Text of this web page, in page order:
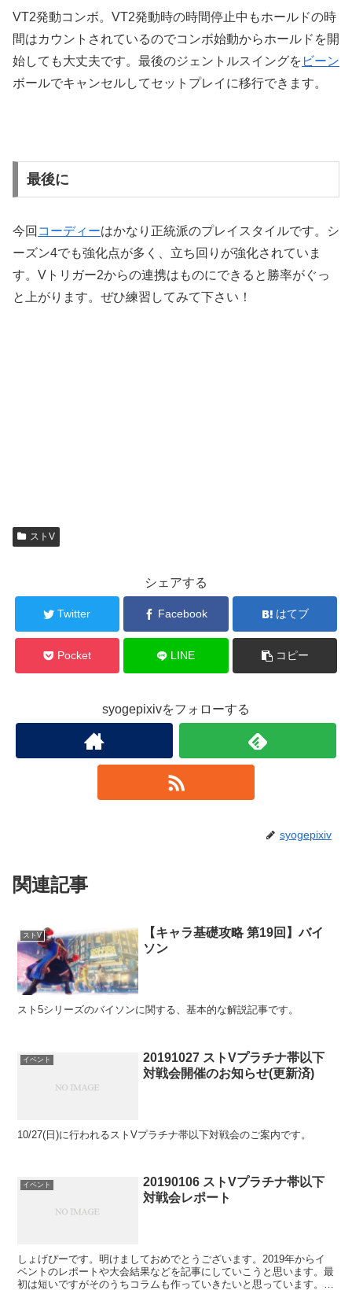
VT2発動コンボ。VT2発動時の時間停止中もホールドの時
間はカウントされているのでコンボ始動からホールドを開
始しても大丈夫です。最後のジェントルスイングを ビーン
ボールでキャンセルしてセットプレイに移行できます。
最後に
今回 コーディーはかなり正統派のプレイスタイルです。シ
ーズン4でも強化点が多く、立ち回りが強化されていま
す。Vトリガー2からの連携はものにできると勝率がぐっ
と上がります。ぜひ練習してみて下さい！
ストV
シェアする
Twitter Facebook はてブ
Pocket LINE コピー
syogepixivをフォローする
syogepixiv
関連記事
ストV
【キャラ基礎攻略 第19回】バイ
ソン
スト5シリーズのバイソンに関する、基本的な解説記事です。
イベント
20191027 ストVプラチナ帯以下
対戦会開催のお知らせ(更新済)
10/27(日)に行われるストVプラチナ帯以下対戦会のご案内です。
イベント
20190106 ストVプラチナ帯以下
対戦会レポート
しょげぴーです。明けましておめでとうございます。2019年からイ
ベントのレポートや大会結果などを記事にしていこうと思います。最
初は短いですがそのうちコラムも作っていきたいと思っています。宜